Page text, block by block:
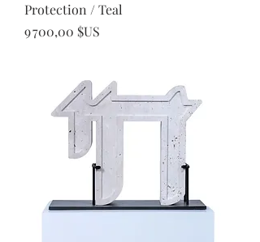
Protection / Teal
Prix
9 700,00 $US